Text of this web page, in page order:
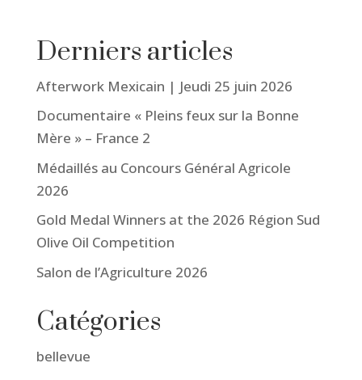
Derniers articles
Afterwork Mexicain | Jeudi 25 juin 2026
Documentaire « Pleins feux sur la Bonne
Mère » – France 2
Médaillés au Concours Général Agricole
2026
Gold Medal Winners at the 2026 Région Sud
Olive Oil Competition
Salon de l’Agriculture 2026
Catégories
bellevue